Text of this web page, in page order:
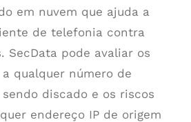
em nuvem que ajuda a
de telefonia contra
SecData pode avaliar os
qualquer número de
discado e os riscos
endereço IP de origem